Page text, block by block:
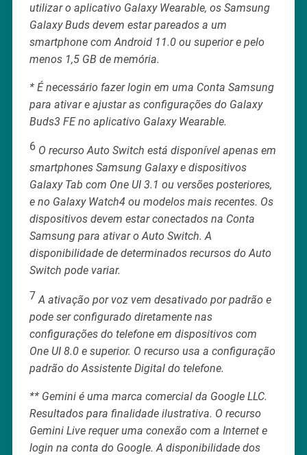
utilizar o aplicativo Galaxy Wearable, os Samsung
Galaxy Buds devem estar pareados a um
smartphone com Android 11.0 ou superior e pelo
menos 1,5 GB de memória.
* É necessário fazer login em uma Conta Samsung
para ativar e ajustar as configurações do Galaxy
Buds3 FE no aplicativo Galaxy Wearable.
6O recurso Auto Switch está disponível apenas em
smartphones Samsung Galaxy e dispositivos
Galaxy Tab com One UI 3.1 ou versões posteriores,
e no Galaxy Watch4 ou modelos mais recentes. Os
dispositivos devem estar conectados na Conta
Samsung para ativar o Auto Switch. A
disponibilidade de determinados recursos do Auto
Switch pode variar.
7 A ativação por voz vem desativado por padrão e
pode ser configurado diretamente nas
configurações do telefone em dispositivos com
One UI 8.0 e superior. O recurso usa a configuração
padrão do Assistente Digital do telefone.
** Gemini é uma marca comercial da Google LLC.
Resultados para finalidade ilustrativa. O recurso
Gemini Live requer uma conexão com a Internet e
login na conta do Google. A disponibilidade dos